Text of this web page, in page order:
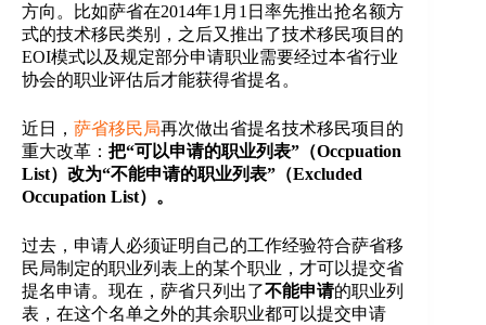
方向。比如萨省在2014年1月1日率先推出抢名额方
式的技术移民类别，之后又推出了技术移民项目的
EOI模式以及规定部分申请职业需要经过本省行业
协会的职业评估后才能获得省提名。
近日， 萨省移民局再次做出省提名技术移民项目的
重大改革： 把“可以申请的职业列表”（Occpuation
List）改为“不能申请的职业列表”（Excluded
Occupation List）。
过去，申请人必须证明自己的工作经验符合萨省移
民局制定的职业列表上的某个职业，才可以提交省
提名申请。现在，萨省只列出了不能申请的职业列
表，在这个名单之外的其余职业都可以提交申请